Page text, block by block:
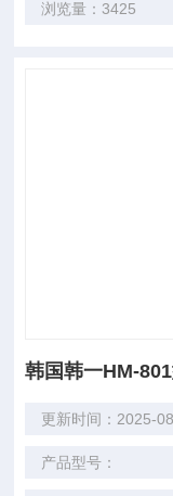
浏览量：3425
韩国韩一HM-
更新时间：2025-
产品型号：